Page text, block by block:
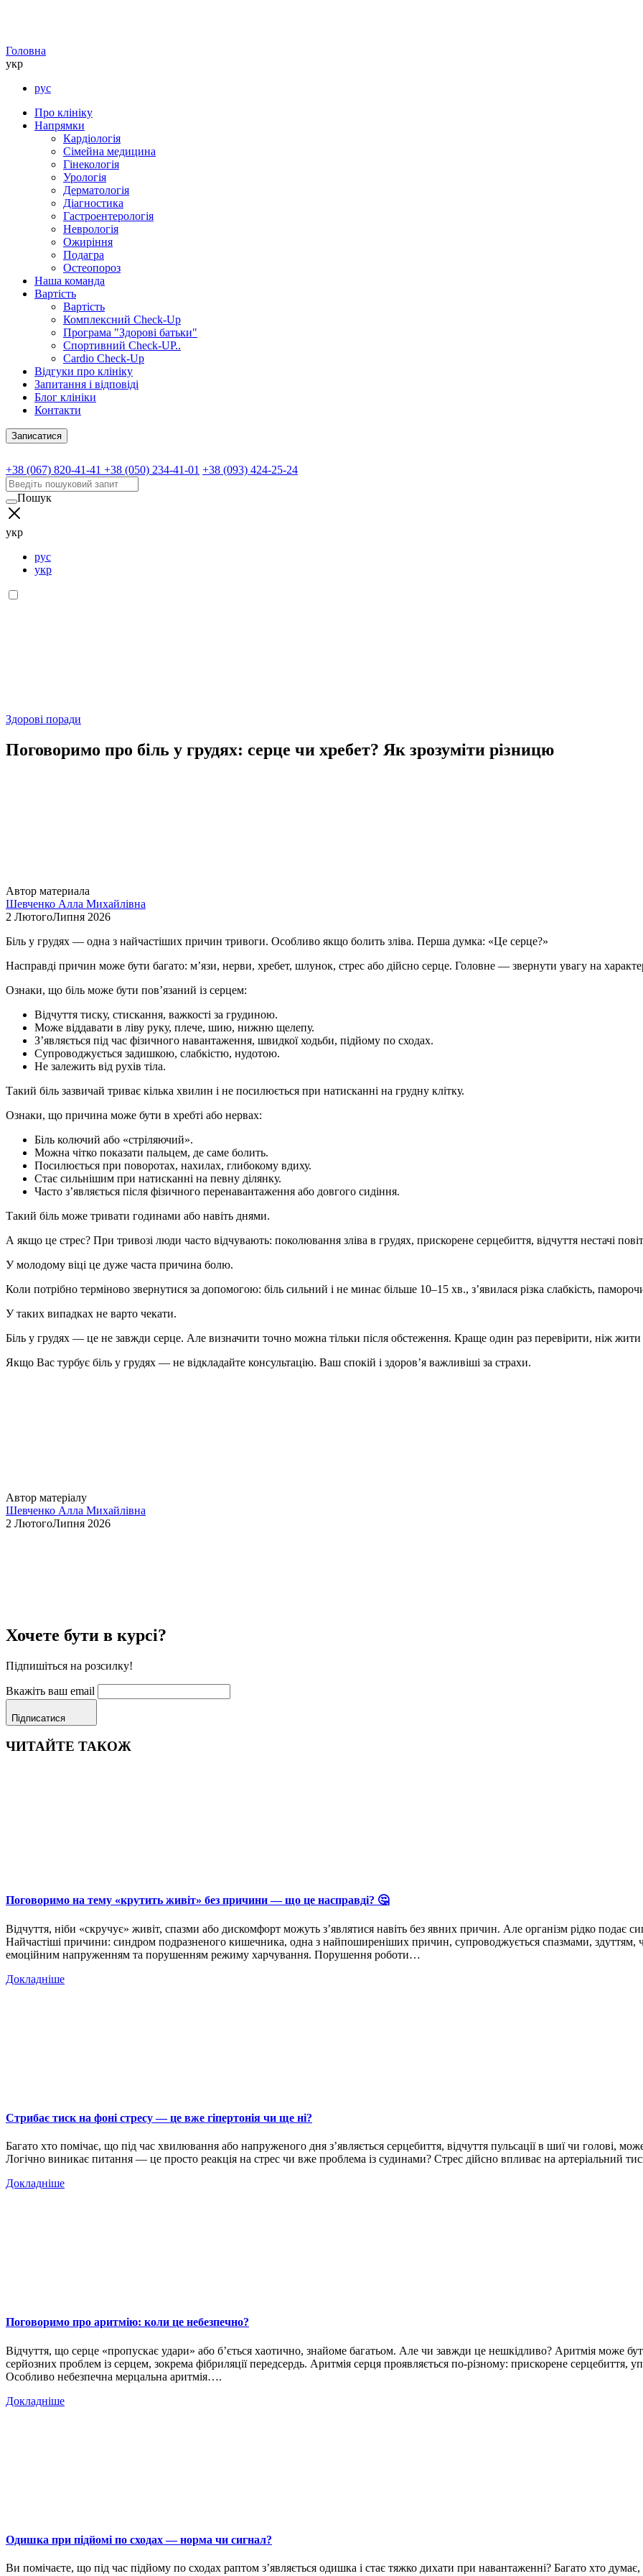
Головна
укр
рус
Про клініку
Напрямки
Кардіологія
Сімейна медицина
Гінекологія
Урологія
Дерматологія
Діагностика
Гастроентерологія
Неврологія
Ожиріння
Подагра
Остеопороз
Наша команда
Вартість
Вартість
Комплексний Check-Up
Програма "Здорові батьки"
Спортивний Check-UP..
Cardio Check-Up
Відгуки про клініку
Запитання і відповіді
Блог клініки
Контакти
Записатися
+38 (067) 820-41-41 +38 (050) 234-41-01 +38 (093) 424-25-24
Пошук
укр
рус
укр
Здорові поради
Поговоримо про біль у грудях: серце чи хребет? Як зрозуміти різницю
Автор материала
Шевченко Алла Михайлівна
2 ЛютогоЛипня 2026
Біль у грудях — одна з найчастіших причин тривоги. Особливо якщо болить зліва. Перша думка: «Це серце?»
Насправді причин може бути багато: м’язи, нерви, хребет, шлунок, стрес або дійсно серце. Головне — звернути увагу на
Ознаки, що біль може бути пов’язаний із серцем:
Відчуття тиску, стискання, важкості за грудиною.
Може віддавати в ліву руку, плече, шию, нижню щелепу.
З’являється під час фізичного навантаження, швидкої ходьби, підйому по сходах.
Супроводжується задишкою, слабкістю, нудотою.
Не залежить від рухів тіла.
Такий біль зазвичай триває кілька хвилин і не посилюється при натисканні на грудну клітку.
Ознаки, що причина може бути в хребті або нервах:
Біль колючий або «стріляючий».
Можна чітко показати пальцем, де саме болить.
Посилюється при поворотах, нахилах, глибокому вдиху.
Стає сильнішим при натисканні на певну ділянку.
Часто з’являється після фізичного перенавантаження або довгого сидіння.
Такий біль може тривати годинами або навіть днями.
А якщо це стрес? При тривозі люди часто відчувають: поколювання зліва в грудях, прискорене серцебиття, відчуття нестачі
У молодому віці це дуже часта причина болю.
Коли потрібно терміново звернутися за допомогою: біль сильний і не минає більше 10–15 хв., з’явилася різка слабкість,
У таких випадках не варто чекати.
Біль у грудях — це не завжди серце. Але визначити точно можна тільки після обстеження. Краще один раз перевірити, ніж жити
Якщо Вас турбує біль у грудях — не відкладайте консультацію. Ваш спокій і здоров’я важливіші за страхи.
Автор матеріалу
Шевченко Алла Михайлівна
2 ЛютогоЛипня 2026
Хочете бути в курсі?
Підпишіться на розсилку!
Вкажіть ваш email
Підписатися
ЧИТАЙТЕ ТАКОЖ
Поговоримо на тему «крутить живіт» без причини — що це насправді? 🤔
Відчуття, ніби «скручує» живіт, спазми або дискомфорт можуть з’являтися навіть без явних причин. Але організм рідко подає
Найчастіші причини: синдром подразненого кишечника, одна з найпоширеніших причин, супроводжується спазмами, здуттям,
емоційним напруженням та порушенням режиму харчування. Порушення роботи…
Докладніше
Стрибає тиск на фоні стресу — це вже гіпертонія чи ще ні?
Багато хто помічає, що під час хвилювання або напруженого дня з’являється серцебиття, відчуття пульсації в шиї чи голові,
Логічно виникає питання — це просто реакція на стрес чи вже проблема із судинами? Стрес дійсно впливає на артеріальний
Докладніше
Поговоримо про аритмію: коли це небезпечно?
Відчуття, що серце «пропускає удари» або б’ється хаотично, знайоме багатьом. Але чи завжди це нешкідливо? Аритмія може
серйозних проблем із серцем, зокрема фібриляції передсердь. Аритмія серця проявляється по-різному: прискорене серцебиття,
Особливо небезпечна мерцальна аритмія….
Докладніше
Одишка при підйомі по сходах — норма чи сигнал?
Ви помічаєте, що під час підйому по сходах раптом з’являється одишка і стає тяжко дихати при навантаженні? Багато хто